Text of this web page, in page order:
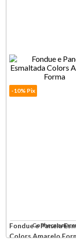
-10% Pix
Fondue e Panela
Colors Amarelo
Conheça a